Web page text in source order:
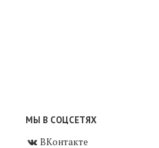
МЫ В СОЦСЕТЯХ
ВКонтакте